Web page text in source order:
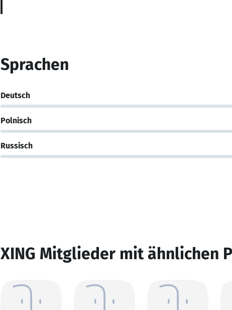
Sprachen
Deutsch
Polnisch
Russisch
XING Mitglieder mit ähnlichen